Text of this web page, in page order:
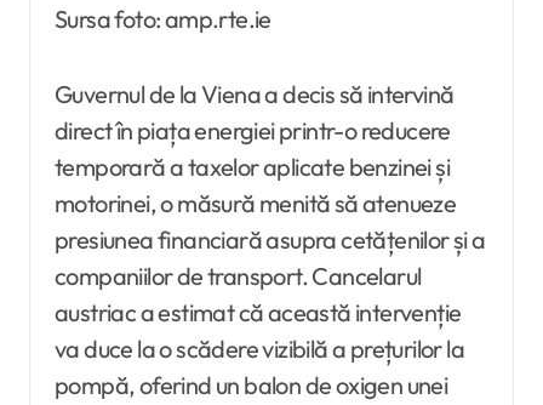
Sursa foto: amp.rte.ie
Guvernul de la Viena a decis să intervină
direct în piața energiei printr-o reducere
temporară a taxelor aplicate benzinei și
motorinei, o măsură menită să atenueze
presiunea financiară asupra cetățenilor și a
companiilor de transport. Cancelarul
austriac a estimat că această intervenție
va duce la o scădere vizibilă a prețurilor la
pompă, oferind un balon de oxigen unei